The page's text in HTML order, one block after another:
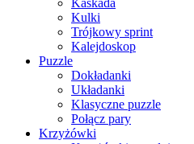
Kulki
Trójkowy sprint
Kalejdoskop
Puzzle
Dokładanki
Układanki
Klasyczne puzzle
Połącz pary
Krzyżówki